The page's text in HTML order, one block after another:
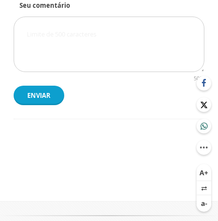
Seu comentário
500
ENVIAR